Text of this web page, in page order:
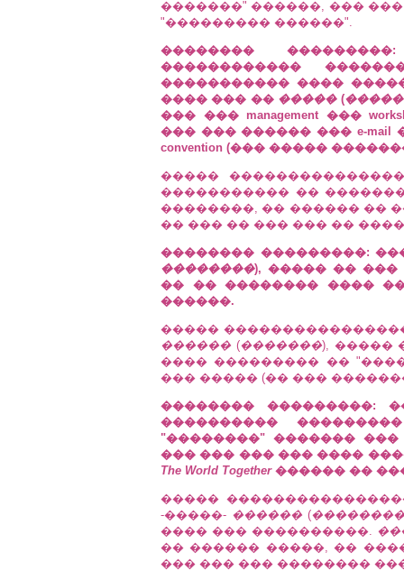
�������" ������, ���
"��������� ������".
��������
������������
����������� ����
���� ��� �� �����(
��� ��� management ���
��� ��� ������ ��� e-
convention (��� �����
�����
����������� �� �������
��������, �� ������ ��
�� ��� �� ��� ��� ��
�������� ���������:
��������), ����� �� ���
�� �� �������� ����
������.
�����
������ (�������), �����
���� ��������� ��
��� ����� (�� ���
�������� ���������:
����������
"��������" �������
��� ��� ��� ��� ����
The World Together������ ��
�����
-�����- ������ (
���� ��� ����������.
�� ������ �����, ��
��� ��� ��� �������� ��� THE